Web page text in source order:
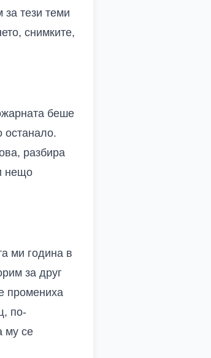
тези теми
снимките,
беше
останало.
разбира
нещо
ми година в
за друг
промениха
по-
му се